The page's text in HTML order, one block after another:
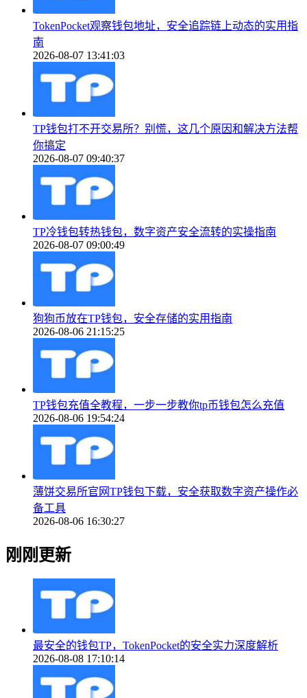
TokenPocket观察钱包地址，安全追踪链上动态的实用指
南
2026-08-07 13:41:03
TP钱包打不开交易所？别慌，这几个原因和解决方法帮
你搞定
2026-08-07 09:40:37
TP冷钱包转热钱包，数字资产安全流转的实操指南
2026-08-07 09:00:49
狗狗币放在TP钱包，安全存储的实用指南
2026-08-06 21:15:25
TP钱包充值全教程，一步一步教你tp币钱包怎么充值
2026-08-06 19:54:24
薄饼交易所官网TP钱包下载，安全获取数字资产操作必
备工具
2026-08-06 16:30:27
刚刚更新
最安全的钱包TP，TokenPocket的安全实力深度解析
2026-08-08 17:10:14